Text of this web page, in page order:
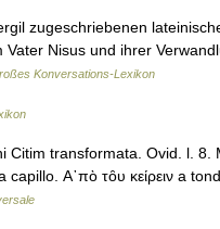
zugeschriebenen
Nisus und ihrer
Konversations-Lexikon
transformata. Ovid. l. 8.
Α᾿πὸ τȏυ κείρειν a